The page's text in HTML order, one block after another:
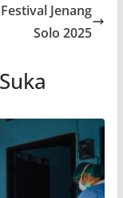
Jenang
Solo 2025